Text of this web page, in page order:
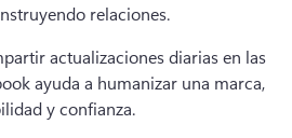
relaciones.
actualizaciones diarias en las
ayuda a humanizar una marca,
y confianza.